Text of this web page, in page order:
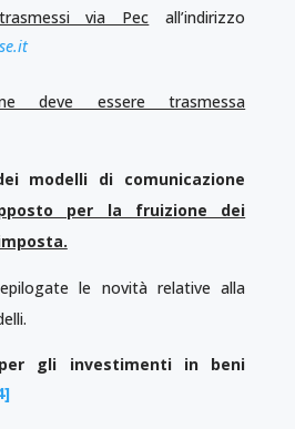
trasmessi via Pec all’indirizzo
deve essere trasmessa
modelli di comunicazione
per la fruizione dei
le novità relative alla
per gli investimenti in beni